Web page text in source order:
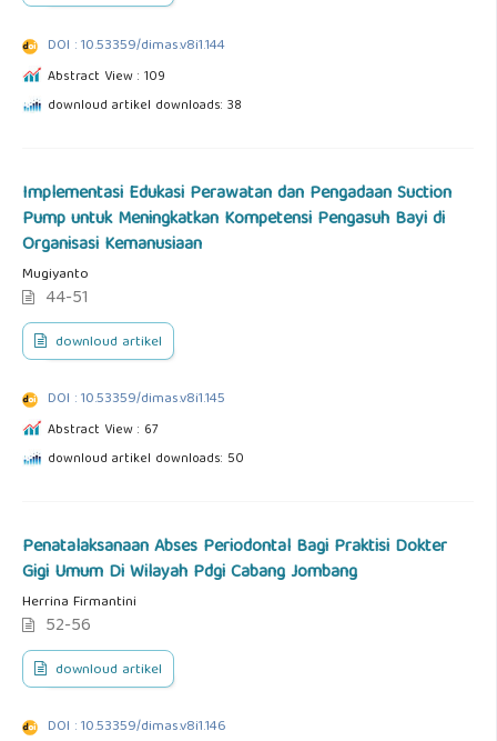
DOI : 10.53359/dimas.v8i1.144
Abstract View : 109
downloud artikel downloads: 38
Implementasi Edukasi Perawatan dan Pengadaan Suction
Pump untuk Meningkatkan Kompetensi Pengasuh Bayi di
Organisasi Kemanusiaan
Mugiyanto
44-51
downloud artikel
DOI : 10.53359/dimas.v8i1.145
Abstract View : 67
downloud artikel downloads: 50
Penatalaksanaan Abses Periodontal Bagi Praktisi Dokter
Gigi Umum Di Wilayah Pdgi Cabang Jombang
Herrina Firmantini
52-56
downloud artikel
DOI : 10.53359/dimas.v8i1.146